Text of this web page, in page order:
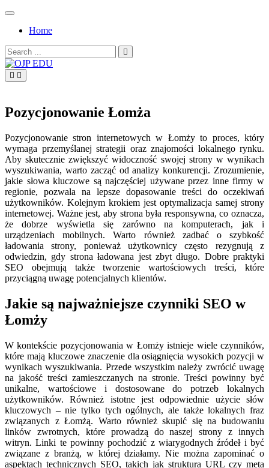
Skip
contentHome
Search
for:
Pozycjonowanie Łomża
Pozycjonowanie stron internetowych w Łomży to proces, który
wymaga przemyślanej strategii oraz znajomości lokalnego rynku.
Aby skutecznie zwiększyć widoczność swojej strony w wynikach
wyszukiwania, warto zacząć od analizy konkurencji. Zrozumienie,
jakie słowa kluczowe są najczęściej używane przez inne firmy w
regionie, pozwala na lepsze dopasowanie treści do oczekiwań
użytkowników. Kolejnym krokiem jest optymalizacja samej strony
internetowej. Ważne jest, aby strona była responsywna, co oznacza,
że dobrze wyświetla się zarówno na komputerach, jak i
urządzeniach mobilnych. Warto również zadbać o szybkość
ładowania strony, ponieważ użytkownicy często rezygnują z
odwiedzin, gdy strona ładowana jest zbyt długo. Dobre praktyki
SEO obejmują także tworzenie wartościowych treści, które
przyciągną uwagę potencjalnych klientów.
Jakie są najważniejsze czynniki SEO w
Łomży
W kontekście pozycjonowania w Łomży istnieje wiele czynników,
które mają kluczowe znaczenie dla osiągnięcia wysokich pozycji w
wynikach wyszukiwania. Przede wszystkim należy zwrócić uwagę
na jakość treści zamieszczanych na stronie. Treści powinny być
unikalne, wartościowe i dostosowane do potrzeb lokalnych
użytkowników. Również istotne jest odpowiednie użycie słów
kluczowych – nie tylko tych ogólnych, ale także lokalnych fraz
związanych z Łomżą. Warto również skupić się na budowaniu
linków zwrotnych, które prowadzą do naszej strony z innych
witryn. Linki te powinny pochodzić z wiarygodnych źródeł i być
związane z branżą, w której działamy. Nie można zapominać o
aspektach technicznych SEO, takich jak struktura URL czy meta